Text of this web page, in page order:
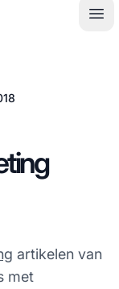
artikelen van
met